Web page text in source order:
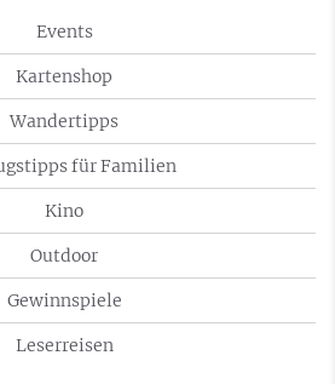
Events
Kartenshop
Wandertipps
für Familien
Kino
Outdoor
Gewinnspiele
Leserreisen